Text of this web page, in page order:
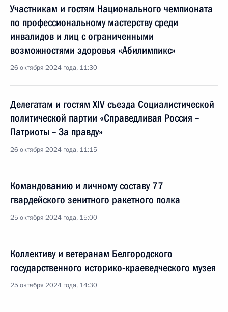
Участникам и гостям Национального чемпионата
по профессиональному мастерству среди
инвалидов и лиц с ограниченными
возможностями здоровья «Абилимпикс»
26 октября 2024 года, 11:30
Делегатам и гостям XIV съезда Социалистической
политической партии «Справедливая Россия –
Патриоты – За правду»
26 октября 2024 года, 11:15
Командованию и личному составу 77
гвардейского зенитного ракетного полка
25 октября 2024 года, 15:00
Коллективу и ветеранам Белгородского
государственного историко-краеведческого музея
25 октября 2024 года, 14:30